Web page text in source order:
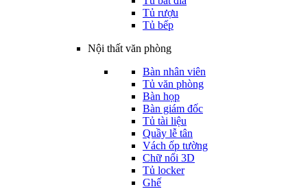
Tủ rượu
Tủ bếp
Nội thất văn phòng
Bàn nhân viên
Tủ văn phòng
Bàn họp
Bàn giám đốc
Tủ tài liệu
Quầy lễ tân
Vách ốp tường
Chữ nổi 3D
Tủ locker
Ghế